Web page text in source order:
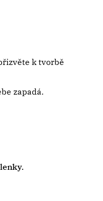
k tvorbě
zapadá.